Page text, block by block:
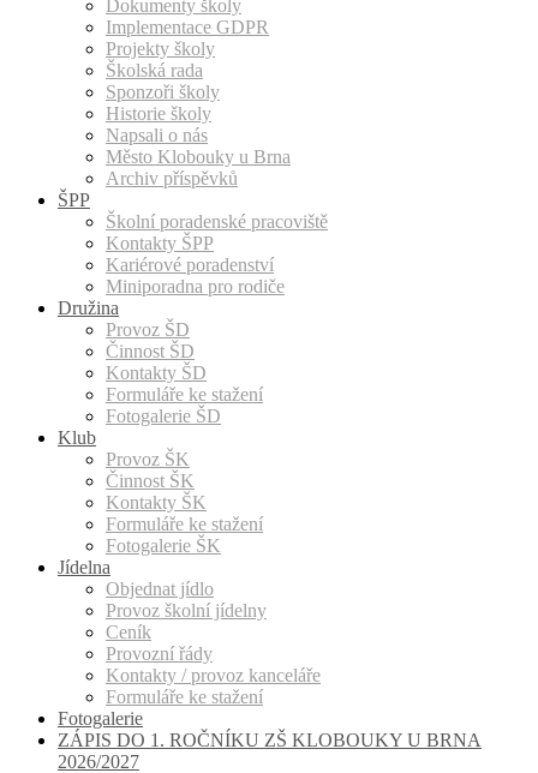
Dokumenty školy
Implementace GDPR
Projekty školy
Školská rada
Sponzoři školy
Historie školy
Napsali o nás
Město Klobouky u Brna
Archiv příspěvků
ŠPP
Školní poradenské pracoviště
Kontakty ŠPP
Kariérové poradenství
Miniporadna pro rodiče
Družina
Provoz ŠD
Činnost ŠD
Kontakty ŠD
Formuláře ke stažení
Fotogalerie ŠD
Klub
Provoz ŠK
Činnost ŠK
Kontakty ŠK
Formuláře ke stažení
Fotogalerie ŠK
Jídelna
Objednat jídlo
Provoz školní jídelny
Ceník
Provozní řády
Kontakty / provoz kanceláře
Formuláře ke stažení
Fotogalerie
ZÁPIS DO 1. ROČNÍKU ZŠ KLOBOUKY U BRNA
2026/2027